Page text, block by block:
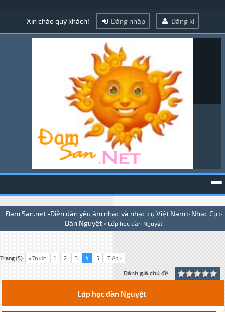
Xin chào quý khách! Đăng nhập Đăng kí
Đam San.net -Diễn đàn yêu âm nhạc và nhạc cụ Việt Nam > Nhạc Cụ >
Đàn Nguyệt > Lớp học đàn Nguyệt
Trang (5): « Trước 1 2 3 4 5 Tiếp »
Đánh giá chủ đề:
Lớp học đàn Nguyệt